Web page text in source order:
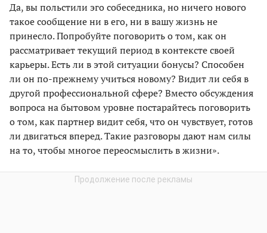
Да, вы польстили эго собеседника, но ничего нового
такое сообщение ни в его, ни в вашу жизнь не
принесло. Попробуйте поговорить о том, как он
рассматривает текущий период в контексте своей
карьеры. Есть ли в этой ситуации бонусы? Способен
ли он по-прежнему учиться новому? Видит ли себя в
другой профессиональной сфере? Вместо обсуждения
вопроса на бытовом уровне постарайтесь поговорить
о том, как партнер видит себя, что он чувствует, готов
ли двигаться вперед. Такие разговоры дают нам силы
на то, чтобы многое переосмыслить в жизни».